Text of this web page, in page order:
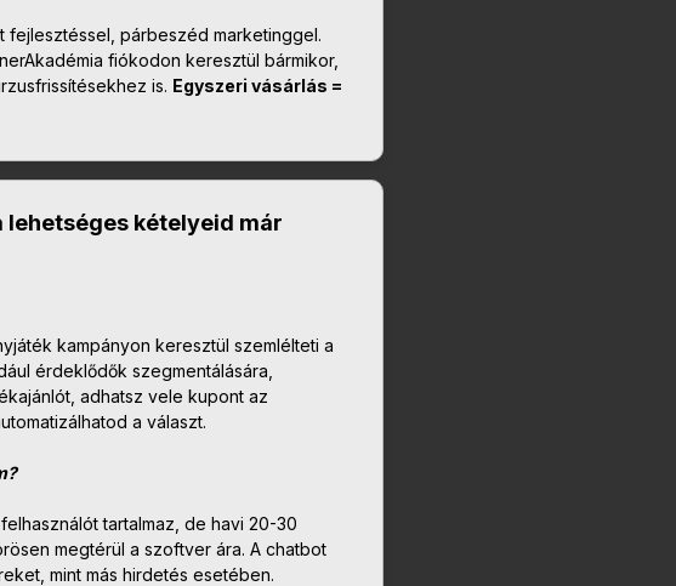
fejlesztéssel, párbeszéd marketinggel.
fiókodon keresztül bármikor,
is. Egyszeri vásárlás =
lehetséges kételyeid már
kampányon keresztül szemlélteti a
érdeklődők szegmentálására,
adhatsz vele kupont az
a választ.
tartalmaz, de havi 20-30
megtérül a szoftver ára. A chatbot
mint más hirdetés esetében.